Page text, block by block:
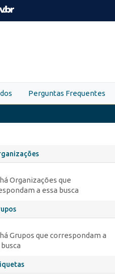
Perguntas Frequentes
Organizações que
a essa busca
Grupos que correspondam a